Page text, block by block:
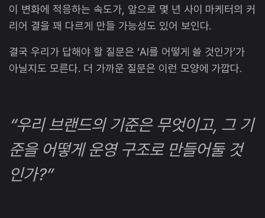
이 변화에 적응하는 속도가, 앞으로 몇 년 사이 마케터의 커
리어 결을 꽤 다르게 만들 가능성도 있어 보인다.
결국 우리가 답해야 할 질문은 ‘AI를 어떻게 쓸 것인가’가
아닐지도 모른다. 더 가까운 질문은 이런 모양에 가깝다.
“우리 브랜드의 기준은 무엇이고, 그 기
준을 어떻게 운영 구조로 만들어둘 것
인가?”